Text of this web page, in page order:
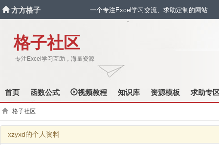
方方格子 一个专注Excel学习交流、求助定制的网站
格子社区
专注Excel学习互助，海量资源
`
首页 函数公式 视频教程 知识库 资源模板 求助专
格子社区
xzyxd的个人资料